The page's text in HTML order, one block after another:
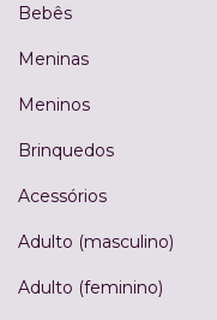
Bebês
Meninas
Meninos
Brinquedos
Acessórios
Adulto (masculino)
Adulto (feminino)